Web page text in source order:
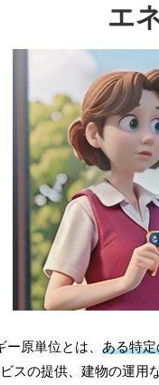
エ
原単位とは、 ある特
スの提供、建物の運